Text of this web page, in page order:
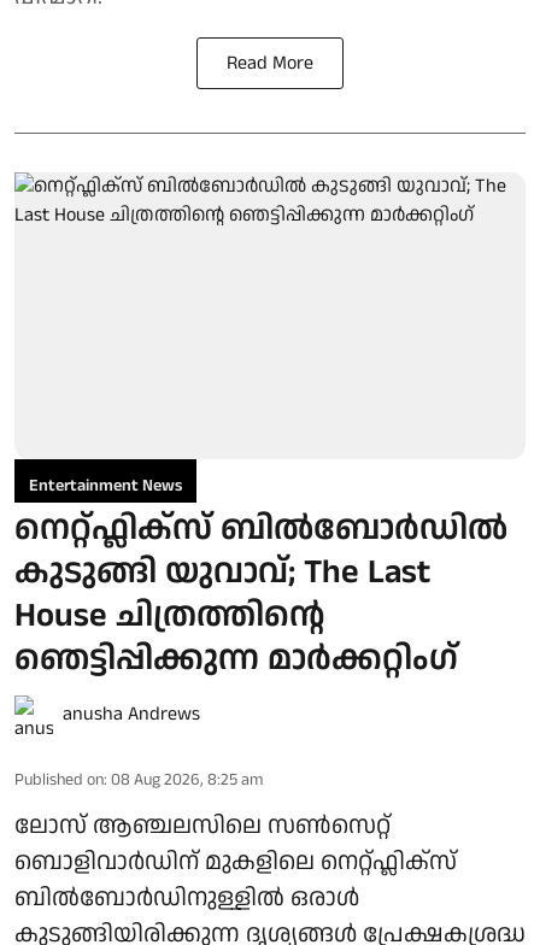
Read More
Entertainment News
നെറ്റ്ഫ്ലിക്സ് ബിൽബോർഡിൽ
കുടുങ്ങി യുവാവ്; The Last
House ചിത്രത്തിന്റെ
ഞെട്ടിപ്പിക്കുന്ന മാർക്കറ്റിം​ഗ്
anusha Andrews
Published on: 08 Aug 2026, 8:25 am
ലോസ് ആഞ്ചലസിലെ സൺസെറ്റ്
ബൊളിവാർഡിന് മുകളിലെ നെറ്റ്ഫ്ലിക്സ്
ബിൽബോർഡിനുള്ളിൽ ഒരാൾ
കുടുങ്ങിയിരിക്കുന്ന ദൃശ്യങ്ങൾ പ്രേക്ഷകശ്രദ്ധ